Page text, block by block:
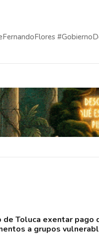
Toluca exentar pago
a grupos